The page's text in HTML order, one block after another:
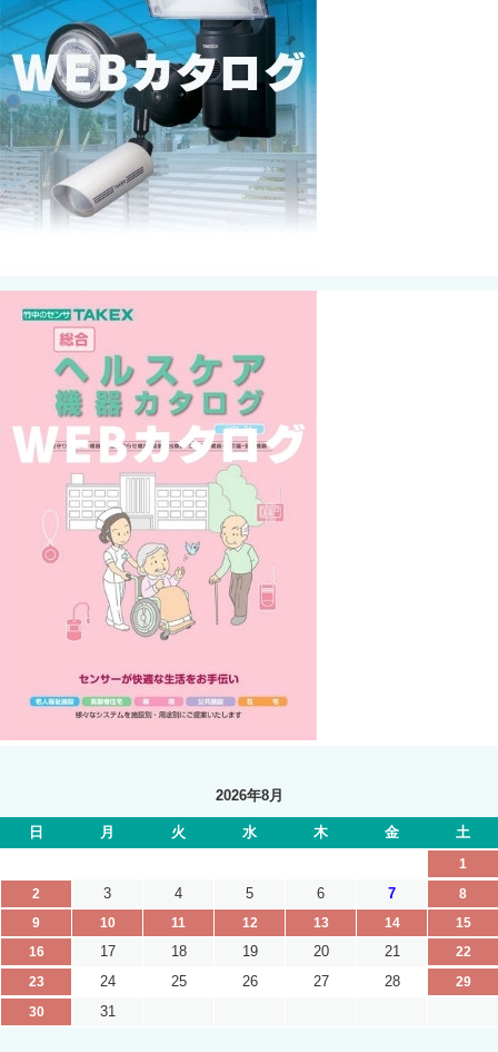
2026年8月
日 月 火 水 木 金 土
1
2
3 4 5 6 7
8
9
10 11 12 13 14
15
16
17 18 19 20 21
22
23
24 25 26 27 28
29
30
31